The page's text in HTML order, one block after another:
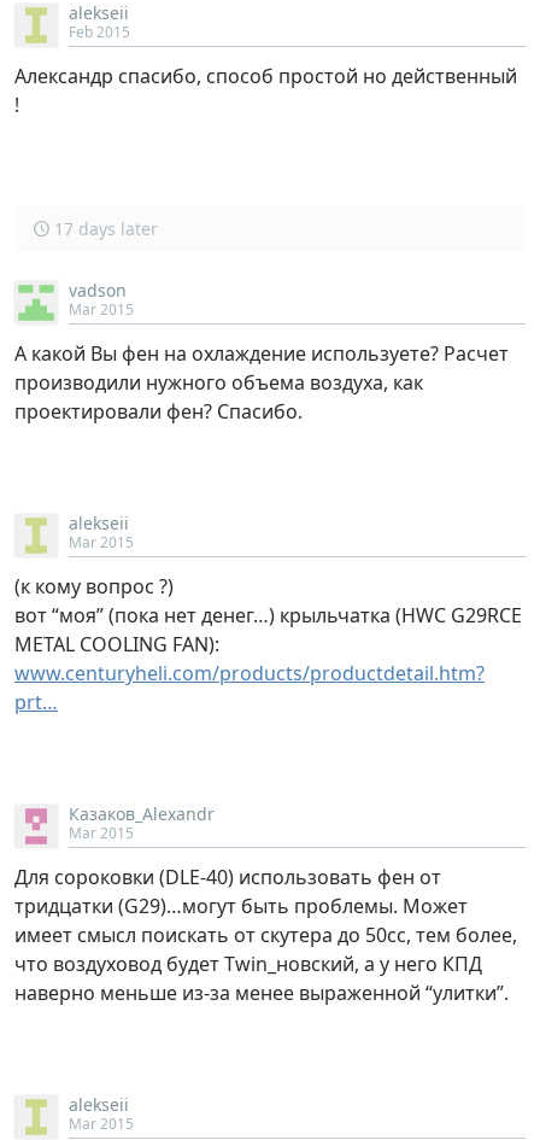
alekseii
Feb 2015
Александр спасибо, способ простой но действенный
!
17 days later
vadson
Mar 2015
А какой Вы фен на охлаждение используете? Расчет
производили нужного объема воздуха, как
проектировали фен? Спасибо.
alekseii
Mar 2015
(к кому вопрос ?)
вот “моя” (пока нет денег…) крыльчатка (HWC G29RCE
METAL COOLING FAN):
www.centuryheli.com/products/productdetail.htm?
prt…
Казаков_Alexandr
Mar 2015
Для сороковки (DLE-40) использовать фен от
тридцатки (G29)…могут быть проблемы. Может
имеет смысл поискать от скутера до 50сс, тем более,
что воздуховод будет Twin_новский, а у него КПД
наверно меньше из-за менее выраженной “улитки”.
alekseii
Mar 2015